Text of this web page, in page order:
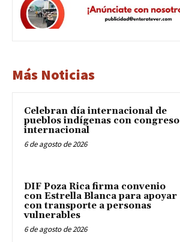
Más Noticias
Celebran día internacional de
pueblos indígenas con congreso
internacional
6 de agosto de 2026
DIF Poza Rica firma convenio
con Estrella Blanca para apoyar
con transporte a personas
vulnerables
6 de agosto de 2026